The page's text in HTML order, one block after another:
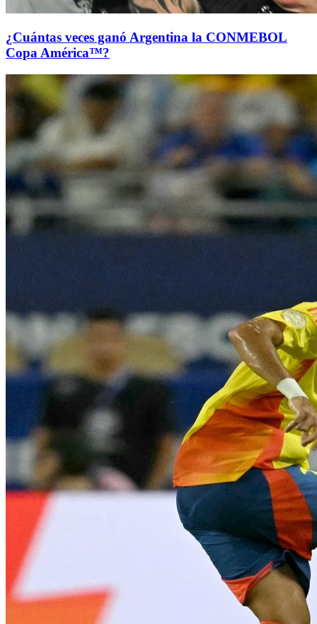
¿Cuántas veces ganó Argentina la CONMEBOL
Copa América™?